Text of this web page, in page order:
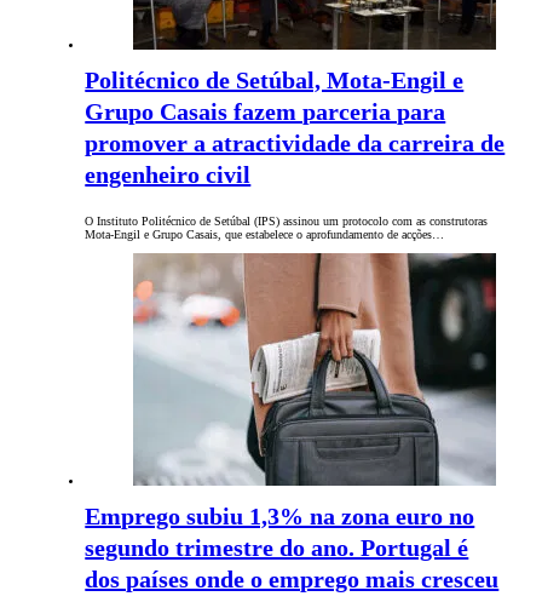
Politécnico de Setúbal, Mota-Engil e
Grupo Casais fazem parceria para
promover a atractividade da carreira de
engenheiro civil
O Instituto Politécnico de Setúbal (IPS) assinou um protocolo com as construtoras
Mota-Engil e Grupo Casais, que estabelece o aprofundamento de acções…
Emprego subiu 1,3% na zona euro no
segundo trimestre do ano. Portugal é
dos países onde o emprego mais cresceu